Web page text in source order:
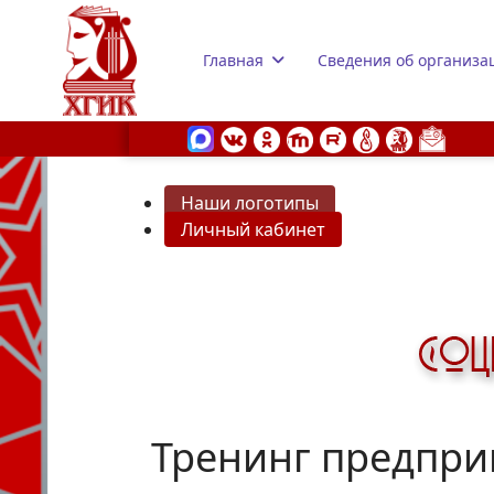
Главная Сведения об
Наши логотипы
Личный кабинет
Тренинг